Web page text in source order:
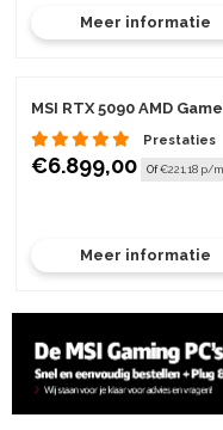
Meer informatie
MSI RTX 5090 AMD
Prestaties
€6.899,00 Of€221,18 p/m
Meer informatie